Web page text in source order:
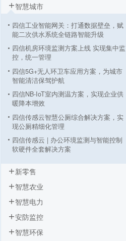
智慧城市
四信工业智能网关：打通数据壁垒，赋
能二次供水系统全链路智能升级
四信机房环境监测方案上线 实现集中监
控，统一管理
四信5G+无人环卫车应用方案，为城市
智能清洁保驾护航
四信NB-IoT室内测温方案，实现企业供
暖降本增效
四信传感云智慧公厕综合解决方案，实
现公厕精细化管理
四信传感云 | 办公环境监测与智能控制
软硬件全套解决方案
四信智能充电桩解决方案，实现新能源
汽车出行无忧
智慧旅游之IPC智慧景区视频监控方案
基于PLC数据采集网关的智慧公厕应用
方案
新零售
智慧农业
智慧电力
安防监控
智慧环保